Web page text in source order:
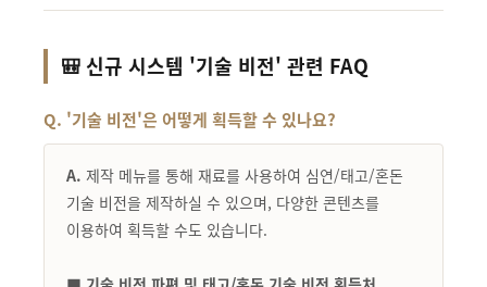
🎒 신규 시스템 '기술 비전' 관련 FAQ
Q. '기술 비전'은 어떻게 획득할 수 있나요?
A. 제작 메뉴를 통해 재료를 사용하여 심연/태고/혼돈
기술 비전을 제작하실 수 있으며, 다양한 콘텐츠를
이용하여 획득할 수도 있습니다.